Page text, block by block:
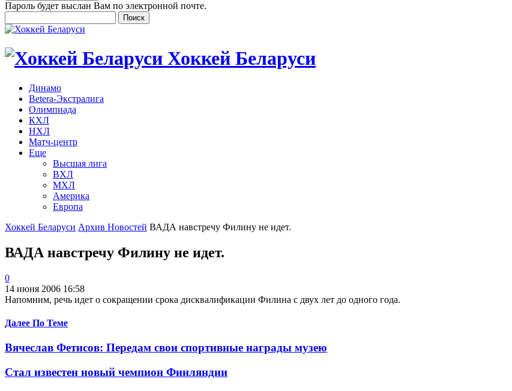
Пароль будет выслан Вам по электронной почте.
Хоккей Беларуси
Динамо
Betera-Экстралига
Олимпиада
КХЛ
НХЛ
Матч-центр
Еще
Высшая лига
ВХЛ
МХЛ
Америка
Европа
Хоккей Беларуси Архив Новостей ВАДА навстречу Филину не идет.
ВАДА навстречу Филину не идет.
0
14 июня 2006 16:58
Напомним, речь идет о сокращении срока дисквалификации Филина с двух лет до одного года.
Далее По Теме
Вячеслав Фетисов: Передам свои спортивные награды музею
Стал известен новый чемпион Финляндии